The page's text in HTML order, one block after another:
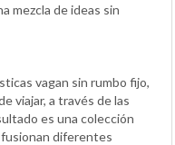
mezcla de ideas sin
vagan sin rumbo fijo,
viajar, a través de las
es una colección
diferentes